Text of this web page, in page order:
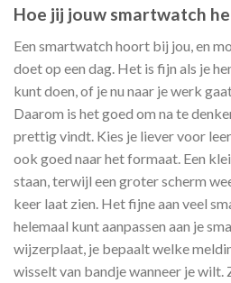
Hoe jij jouw smartwatch
Een smartwatch hoort bij jou, en
doet op een dag. Het is fijn als je
kunt doen, of je nu naar je werk
Daarom is het goed om na te
prettig vindt. Kies je liever voor
ook goed naar het formaat. Een
staan, terwijl een groter scherm
keer laat zien. Het fijne aan veel
helemaal kunt aanpassen aan je
wijzerplaat, je bepaalt welke
wisselt van bandje wanneer je wilt.